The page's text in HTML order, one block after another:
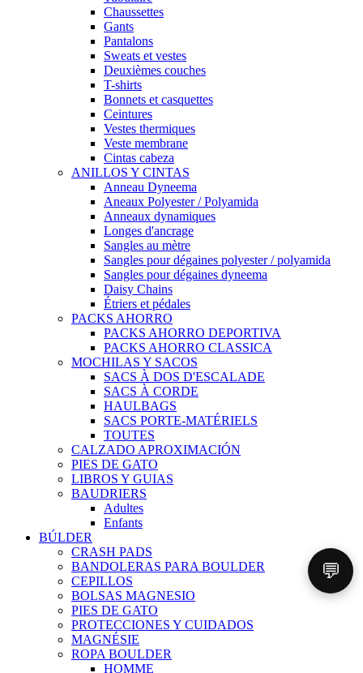
Chaussettes
Gants
Pantalons
Sweats et vestes
Deuxièmes couches
T-shirts
Bonnets et casquettes
Ceintures
Vestes thermiques
Veste membrane
Cintas cabeza
ANILLOS Y CINTAS
Anneau Dyneema
Aneaux Polyester / Polyamida
Anneaux dynamiques
Longes d'ancrage
Sangles au mètre
Sangles pour dégaines polyester / polyamida
Sangles pour dégaines dyneema
Daisy Chains
Étriers et pédales
PACKS AHORRO
PACKS AHORRO DEPORTIVA
PACKS AHORRO CLASSICA
MOCHILAS Y SACOS
SACS À DOS D'ESCALADE
SACS À CORDE
HAULBAGS
SACS PORTE-MATÉRIELS
TOUTES
CALZADO APROXIMACIÓN
PIES DE GATO
LIBROS Y GUIAS
BAUDRIERS
Adultes
Enfants
BÚLDER
CRASH PADS
BANDOLERAS PARA BOULDER
CEPILLOS
BOLSAS MAGNESIO
PIES DE GATO
PROTECCIONES Y CUIDADOS
MAGNÉSIE
ROPA BOULDER
HOMME
💬